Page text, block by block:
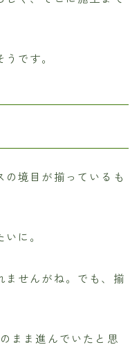
です。
境目が揃っているも
に。
ませんがね。でも、揃
まま進んでいたと思